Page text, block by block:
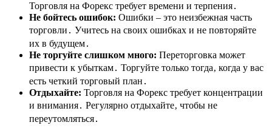
Торговля на Форекс требует времени и терпения․
Не бойтесь ошибок: Ошибки – это неизбежная часть
торговли․ Учитесь на своих ошибках и не повторяйте
их в будущем․
Не торгуйте слишком много: Переторговка может
привести к убыткам․ Торгуйте только тогда‚ когда у вас
есть четкий торговый план․
Отдыхайте: Торговля на Форекс требует концентрации
и внимания․ Регулярно отдыхайте‚ чтобы не
переутомляться․